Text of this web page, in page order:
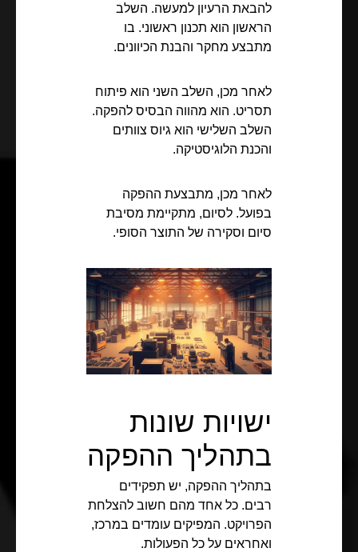
להבאת הרעיון למעשה. השלב
הראשון הוא תכנון ראשוני. בו
מתבצע מחקר והבנת הכיוונים.
לאחר מכן, השלב השני הוא פיתוח
תסריט. הוא מהווה הבסיס להפקה.
השלב השלישי הוא גיוס צוותים
והכנת הלוגיסטיקה.
לאחר מכן, מתבצעת ההפקה
בפועל. לסיום, מתקיימת מסיבת
סיום וסקירה של התוצר הסופי.
ישויות שונות
בתהליך ההפקה
בתהליך ההפקה, יש תפקידים
רבים. כל אחד מהם חשוב להצלחת
הפרויקט. המפיקים עומדים במרכז,
ואחראים על כל הפעולות.